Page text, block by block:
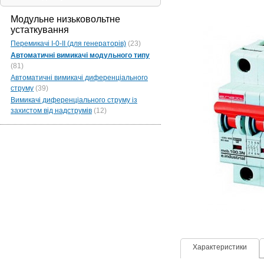
Характеристики
Модульне низьковольтне
устаткування
Перемикачі I-0-II (для генераторів) (23)
Автоматичні вимикачі модульного типу
(81)
Автоматичні вимикачі диференціального
струму (39)
Вимикачі диференціального струму із
захистом від надструмів (12)